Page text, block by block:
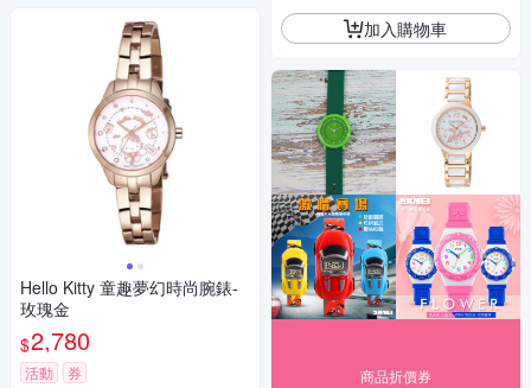
Hello Kitty 童趣夢幻時尚腕錶-
玫瑰金
$2,780
活動 券
加入購物車
商品折價券